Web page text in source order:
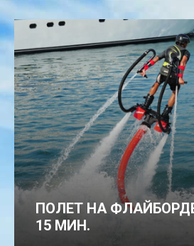
ПОЛЕТ НА
15 МИН.